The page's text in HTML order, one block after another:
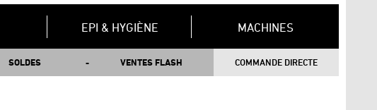
EPI & HYGIÈNE MACHINES
SOLDES VENTES FLASH COMMANDE DIRECTE